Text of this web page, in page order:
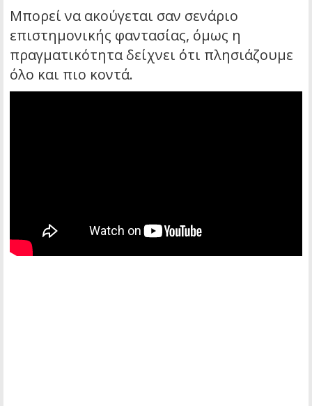
Μπορεί να ακούγεται σαν σενάριο
επιστημονικής φαντασίας, όμως η
πραγματικότητα δείχνει ότι πλησιάζουμε
όλο και πιο κοντά.